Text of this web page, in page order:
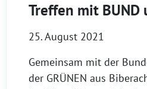
Treffen mit BUND
25. August 2021
Gemeinsam mit der
der GRÜNEN aus